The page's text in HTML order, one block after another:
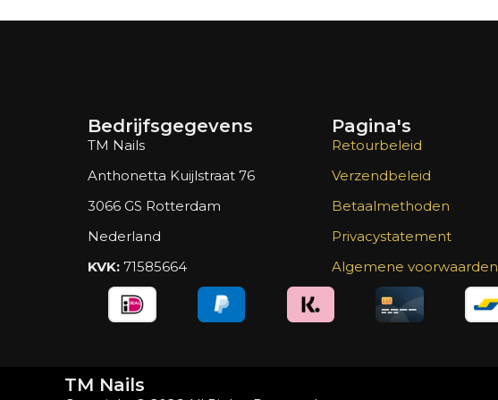
Bedrijfsgegevens
TM Nails
Anthonetta Kuijlstraat 76
3066 GS Rotterdam
Nederland
KVK: 71585664
Pagina's
Retourbeleid
Verzendbeleid
Betaalmethoden
Privacystatement
Algemene voorwaarden
TM Nails